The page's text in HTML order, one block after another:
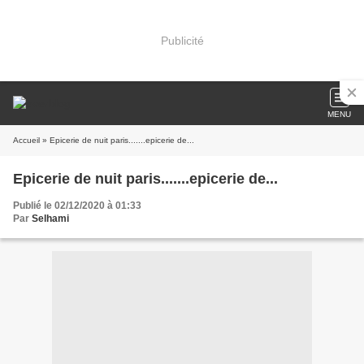
Publicité
MENU
Accueil » Epicerie de nuit paris.......epicerie de...
Epicerie de nuit paris.......epicerie de...
Publié le 02/12/2020 à 01:33
Par Selhami